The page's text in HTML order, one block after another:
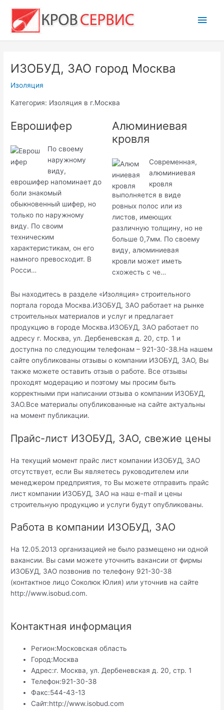
содержимому
ИЗОБУД, ЗАО город Москва
Изоляция
Категория: Изоляция в г.Москва
Еврошифер
По своему
наружному
виду,
еврошифер напоминает до
боли знакомый
обыкновенный шифер, но
только по наружному
виду. По своим
техническим
характеристикам, он его
намного превосходит. В
Росси…
Алюминиевая
кровля
Современная,
алюминиевая
кровля
выполняется в виде
ровных полос или из
листов, имеющих
различную толщину, но не
больше 0,7мм. По своему
виду, алюминиевая
кровли может иметь
схожесть с че…
Вы находитесь в разделе «Изоляция» строительного
портала города Москва.ИЗОБУД, ЗАО работает на рынке
строительных материалов и услуг и предлагает
продукцию в городе Москва.ИЗОБУД, ЗАО работает по
адресу г. Москва, ул. Дербеневская д. 20, стр. 1 и
доступна по следующим телефонам – 921-30-38.На нашем
сайте опубликованы отзывы о компании ИЗОБУД, ЗАО, Вы
также можете оставить отзыв о работе. Все отзывы
проходят модерацию и поэтому мы просим быть
корректными при написании отзыва о компании ИЗОБУД,
ЗАО.Все материалы опубликованные на сайте актуальны
на момент публикации.
Прайс-лист ИЗОБУД, ЗАО, свежие цены
На текущий момент прайс лист компании ИЗОБУД, ЗАО
отсутствует, если Вы являетесь руководителем или
менеджером предприятия, то Вы можете отправить прайс
лист компании ИЗОБУД, ЗАО на наш e-mail и цены
строительную продукцию и услуги будут опубликованы.
Работа в компании ИЗОБУД, ЗАО
На 12.05.2013 организацией не было размещено ни одной
вакансии. Вы сами можете уточнить вакансии от фирмы
ИЗОБУД, ЗАО позвонив по телефону 921-30-38
(контактное лицо Соколюк Юлия) или уточнив на сайте
http://www.isobud.com.
Контактная информация
Регион:Московская область
Город:Москва
Адрес:г. Москва, ул. Дербеневская д. 20, стр. 1
Телефон:921-30-38
Факс:544-43-13
Сайт:http://www.isobud.com